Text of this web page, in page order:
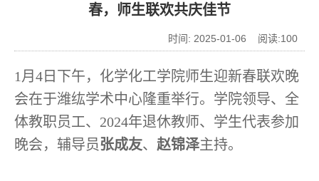
春，师生联欢共庆佳节
时间: 2025-01-06 阅读:100
1 月 4 日下午，化学化工学院师生迎新春联欢晚
会在于潍纮学术中心隆重举行。学院领导、全
体教职员工、 2024年退休教师、学生代表参加
晚会，辅导员张成友、 赵锦泽主持。